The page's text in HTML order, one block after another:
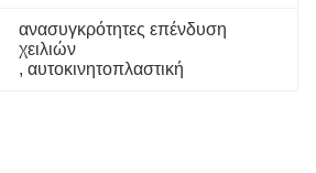
ανασυγκρότητες επένδυση
χειλιών
, αυτοκινητοπλαστική